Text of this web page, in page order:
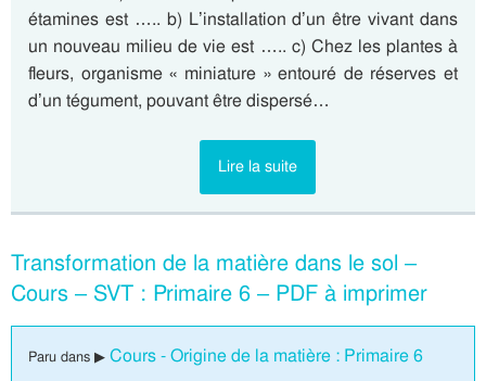
étamines est ….. b) L’installation d’un être vivant dans
un nouveau milieu de vie est ….. c) Chez les plantes à
fleurs, organisme « miniature » entouré de réserves et
d’un tégument, pouvant être dispersé…
Lire la suite
Transformation de la matière dans le sol –
Cours – SVT : Primaire 6 – PDF à imprimer
Paru dans ▶ Cours - Origine de la matière : Primaire 6